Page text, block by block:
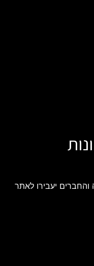
יעבירו לאתר